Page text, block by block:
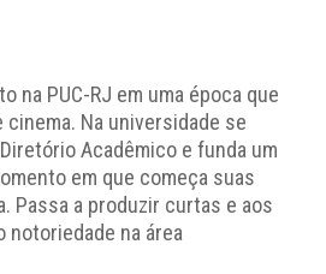
na PUC-RJ em uma época que
cinema. Na universidade se
Acadêmico e funda um
em que começa suas
Passa a produzir curtas e aos
notoriedade na área